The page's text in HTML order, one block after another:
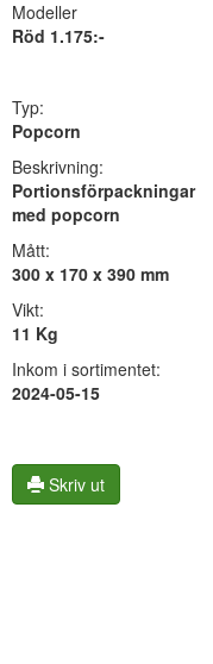
Modeller
Röd 1.175:-
Typ:
Popcorn
Beskrivning:
Portionsförpackningar
med popcorn
Mått:
300 x 170 x 390 mm
Vikt:
11 Kg
Inkom i sortimentet:
2024-05-15
Skriv ut